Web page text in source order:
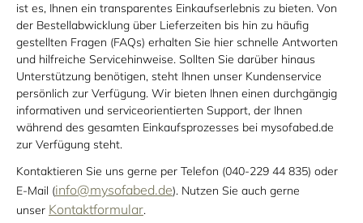
ist es, Ihnen ein transparentes Einkaufserlebnis zu bieten. Von
der Bestellabwicklung über Lieferzeiten bis hin zu häufig
gestellten Fragen (FAQs) erhalten Sie hier schnelle Antworten
und hilfreiche Servicehinweise. Sollten Sie darüber hinaus
Unterstützung benötigen, steht Ihnen unser Kundenservice
persönlich zur Verfügung. Wir bieten Ihnen einen durchgängig
informativen und serviceorientierten Support, der Ihnen
während des gesamten Einkaufsprozesses bei mysofabed.de
zur Verfügung steht.
Kontaktieren Sie uns gerne per Telefon (040-229 44 835) oder
E-Mail (info@mysofabed.de). Nutzen Sie auch gerne
unser Kontaktformular.